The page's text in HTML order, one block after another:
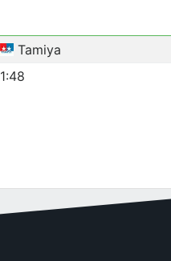
Tamiya
1:48